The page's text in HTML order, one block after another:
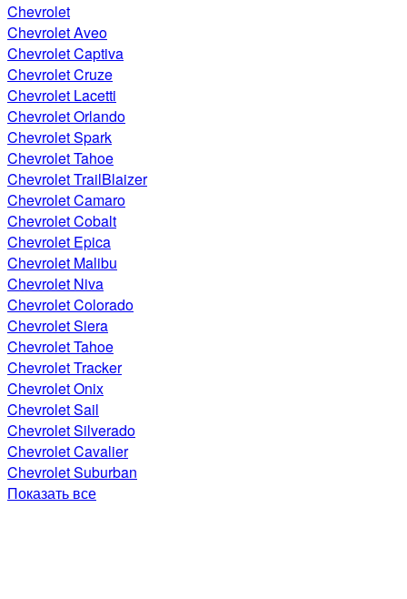
Chevrolet
Chevrolet Aveo
Chevrolet Captiva
Chevrolet Cruze
Chevrolet Lacetti
Chevrolet Orlando
Chevrolet Spark
Chevrolet Tahoe
Chevrolet TrailBlaizer
Chevrolet Camaro
Chevrolet Cobalt
Chevrolet Epica
Chevrolet Malibu
Chevrolet Niva
Chevrolet Colorado
Chevrolet Siera
Chevrolet Tahoe
Chevrolet Tracker
Chevrolet Onix
Chevrolet Sail
Chevrolet Silverado
Chevrolet Cavalier
Chevrolet Suburban
Показать все